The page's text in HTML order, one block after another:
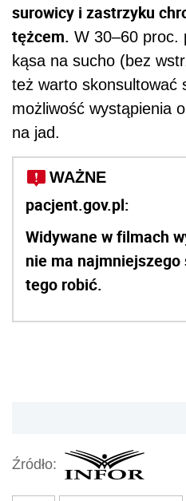
surowicy i zastrzyku
tężcem. W 30–60 proc.
kąsa na sucho (bez
też warto skonsultować
możliwość wystąpienia
na jad.
WAŻNE
pacjent.gov.pl:
Widywane w filmach
nie ma
tego robić.
Źródło: